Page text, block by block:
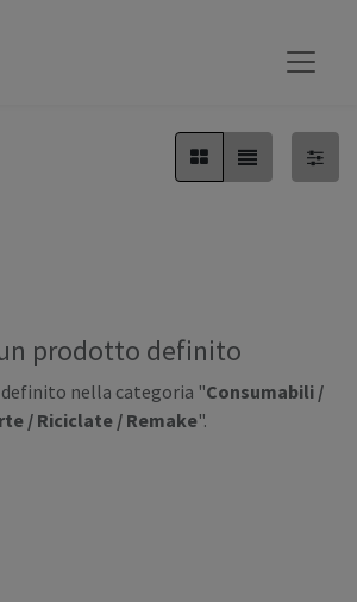
prodotto definito
nella categoria "Consumabili /
/ Riciclate / Remake".